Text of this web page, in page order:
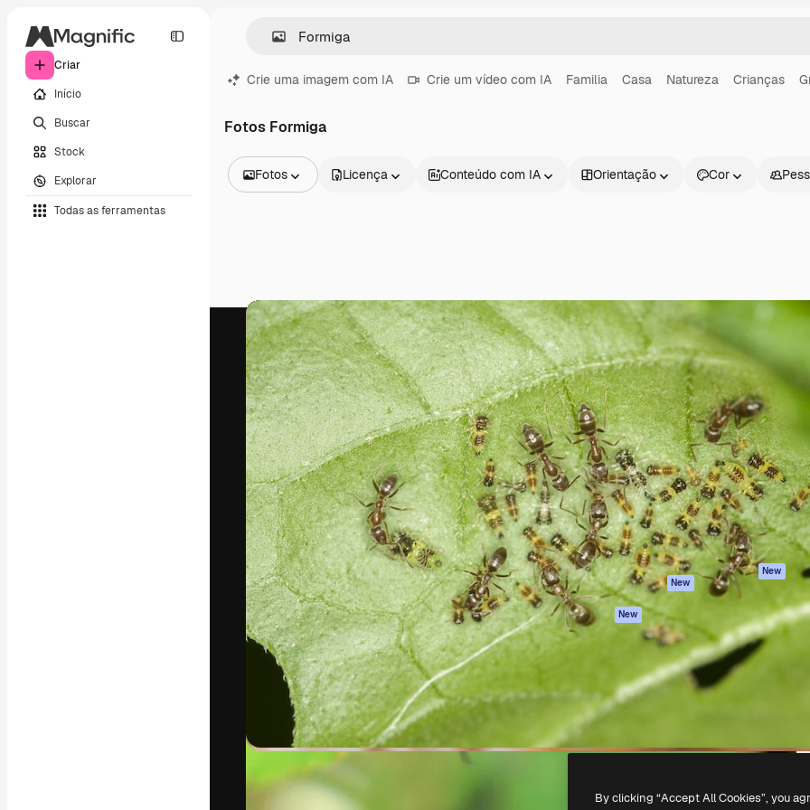
Criar
Início
Buscar
Stock
Explorar
Todas as ferramentas
Crie uma imagem com IA Crie um vídeo com IA Familia Casa Natureza Crianças
Fotos Formiga
Fotos
Vídeos
Clipes de vídeo
Animações
Modelos de vídeos
Ícones
Modelos 3D
Fontes
Licença Conteúdo com IA Orientação Cor
A plataforma criativa para você direcionar
seu melhor trabalho. Mais de 1 milhão de
assinantes entre criativos, empresas,
agências e estúdios.
Português
Produtos
Spaces
Assistente de IA
Gerador de
imagens
Gerador de vídeos
Texto para voz
Conteúdo de stock
MCP para
Claude/ChatGPT
New
Agentes New
API
Todas as
ferramentas
Começar
Academy
Documentação
Atendimento
Termos e
condições
Política de
privacidade
Originais New
Política de
Central de
confiabilidade
Afiliados
Empresas
Copyright © 2010-2026Freepik Company S.L.U.Todos os direitos reservados.
By clicking “Accept All Cookies”, you